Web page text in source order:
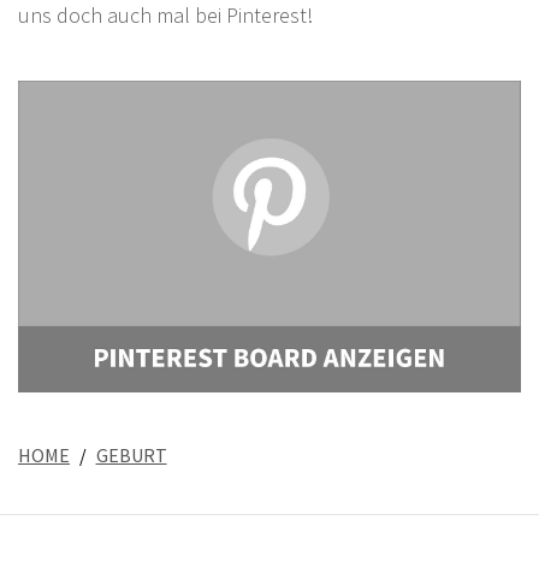
uns doch auch mal bei Pinterest!
HOME GEBURT